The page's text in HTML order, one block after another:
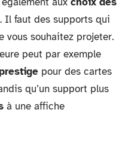
. Il faut des supports qui
vous souhaitez projeter.
peut par exemple
pour des cartes
qu’un support plus
à une affiche